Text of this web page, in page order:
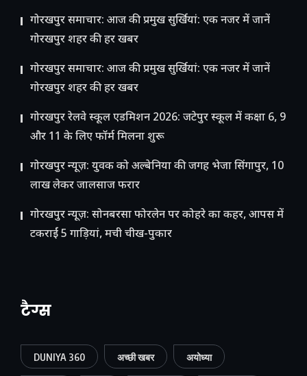
गोरखपुर समाचार: आज की प्रमुख सुर्खियां: एक नजर में जानें
गोरखपुर शहर की हर खबर
गोरखपुर समाचार: आज की प्रमुख सुर्खियां: एक नजर में जानें
गोरखपुर शहर की हर खबर
गोरखपुर रेलवे स्कूल एडमिशन 2026: जटेपुर स्कूल में कक्षा 6, 9
और 11 के लिए फॉर्म मिलना शुरू
गोरखपुर न्यूज़: युवक को अल्बेनिया की जगह भेजा सिंगापुर, 10
लाख लेकर जालसाज फरार
गोरखपुर न्यूज़: सोनबरसा फोरलेन पर कोहरे का कहर, आपस में
टकराईं 5 गाड़ियां, मची चीख-पुकार
टैग्स
DUNIYA 360 अच्छी खबर अयोध्या